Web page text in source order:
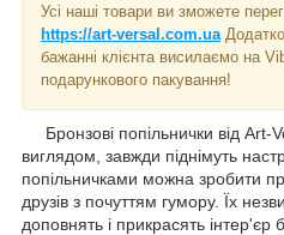
Усі наші товари ви зможете
https://art-versal.com.ua
бажанні клієнта висилаємо на
подарункового пакування!
Бронзові попільнички від Art-
виглядом, завжди піднімуть
попільничками можна зробити
друзів з почуттям гумору. Їх
доповнять і прикрасять інтер'єр